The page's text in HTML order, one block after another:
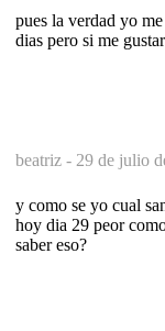
pues la verdad yo
dias pero si me
beatriz - 29 de julio
y como se yo cual
hoy dia 29 peor
saber eso?